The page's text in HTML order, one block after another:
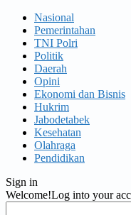
Nasional
Pemerintahan
TNI Polri
Politik
Daerah
Opini
Ekonomi dan Bisnis
Hukrim
Jabodetabek
Kesehatan
Olahraga
Pendidikan
Sign in
Welcome!Log into your